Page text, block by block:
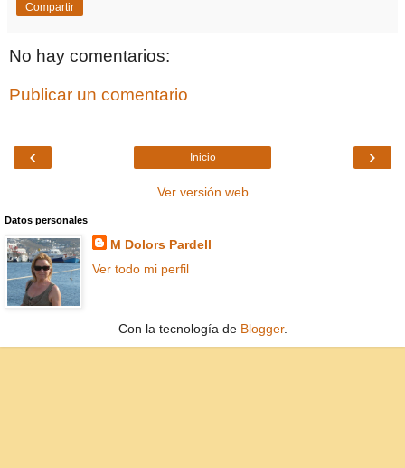
Compartir
No hay comentarios:
Publicar un comentario
‹ ›
Inicio
Ver versión web
Datos personales
M Dolors Pardell
Ver todo mi perfil
Con la tecnología de Blogger.